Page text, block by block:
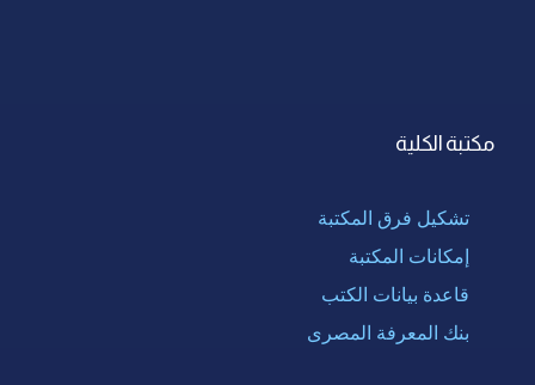
مكتبة الكلية
تشكيل فرق المكتبة
إمكانات المكتبة
قاعدة بيانات الكتب
بنك المعرفة المصرى